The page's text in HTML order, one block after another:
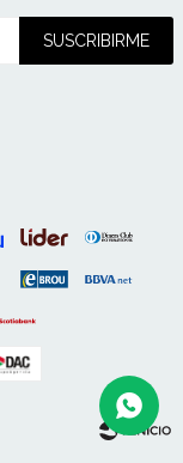
SUSCRIBIRME